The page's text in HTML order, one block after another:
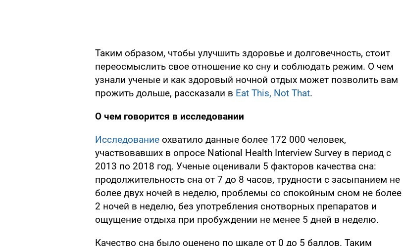
Таким образом, чтобы улучшить здоровье и долговечность, стоит
переосмыслить свое отношение ко сну и соблюдать режим. О чем
узнали ученые и как здоровый ночной отдых может позволить вам
прожить дольше, рассказали в Eat This, Not That.
О чем говорится в исследовании
Исследование охватило данные более 172 000 человек,
участвовавших в опросе National Health Interview Survey в период с
2013 по 2018 год. Ученые оценивали 5 факторов качества сна:
продолжительность сна от 7 до 8 часов, трудности с засыпанием не
более двух ночей в неделю, проблемы со спокойным сном не более
2 ночей в неделю, без употребления снотворных препаратов и
ощущение отдыха при пробуждении не менее 5 дней в неделю.
Качество сна было оценено по шкале от 0 до 5 баллов. Таким